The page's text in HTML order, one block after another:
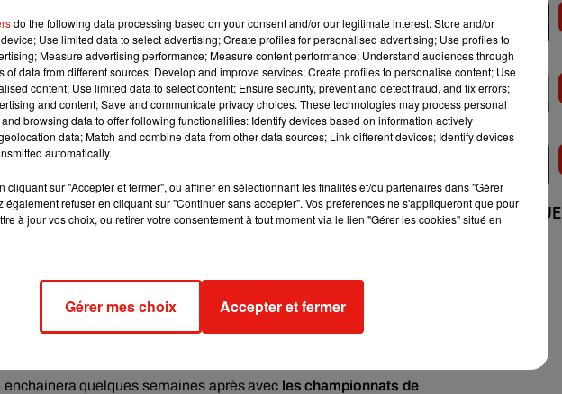
aime« beaucoup les sensations que ça procure, des choses
particulières,comme voler, accomplir des acrobaties
« des choses extraordinaires ».
de France toutes catégories
révèle comment elle se
envie de faire de beaux championnats, ça faisait longtemps que
J’ai fait une simulation de compétition à l’entrainement
séries. Je suis plutôt confiante et j’ai très envie de montrer tout
regret», et la Sarthoise souhaiterait battre son record :
quelques semaines après avec les championnats de
+ DE MUSIQUE
do the following data processing based on your consent and/or our legitimate interest: Store and/or
Use limited data to select advertising; Create profiles for personalised advertising; Use profiles to
Measure advertising performance; Measure content performance; Understand audiences through
of data from different sources; Develop and improve services; Create profiles to personalise content; Use
content; Use limited data to select content; Ensure security, prevent and detect fraud, and fix errors;
and content; Save and communicate privacy choices. These technologies may process personal
browsing data to offer following functionalities: Identify devices based on information actively
data; Match and combine data from other data sources; Link different devices; Identify devices
automatically.
cliquant sur "Accepter et fermer", ou affiner en sélectionnant les finalités et/ou partenaires dans "Gérer
également refuser en cliquant sur "Continuer sans accepter". Vos préférences ne s'appliqueront que pour
à jour vos choix, ou retirer votre consentement à tout moment via le lien "Gérer les cookies" situé en
Gérer mes choix Accepter et fermer